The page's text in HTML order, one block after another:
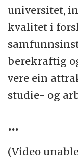
Det
her.
universitet,
kvalitet i
berekraftig
vere ein
studie- og
...
(Video